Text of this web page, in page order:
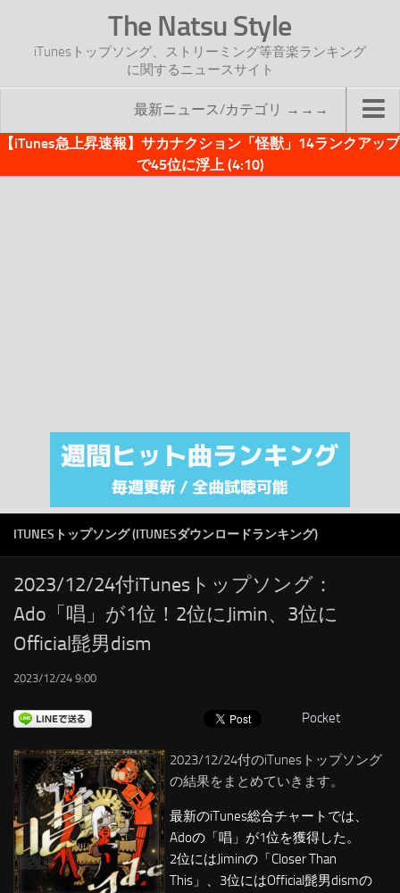
The Natsu Style
iTunesトップソング、ストリーミング等音楽ランキング
に関するニュースサイト
最新ニュース/カテゴリ →→→
TOP
注目カテゴリ
オリジナルiTunes週間トップソング
RSS
LINKS
【iTunes急上昇速報】サカナクション「怪獣」14ランクアップ
で45位に浮上 (4:10)
ITUNESトップソング (ITUNESダウンロードランキング)
2023/12/24付iTunesトップソング：
Ado「唱」が1位！2位にJimin、3位に
Official髭男dism
2023/12/24 9:00
Pocket
2023/12/24付のiTunesトップソング
の結果をまとめていきます。
最新のiTunes総合チャートでは、
Adoの「唱」が1位を獲得した。
2位にはJiminの「Closer Than
This」、3位にはOfficial髭男dismの